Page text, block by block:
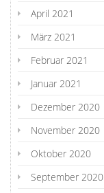
April 2021
März 2021
Februar 2021
Januar 2021
Dezember 2020
November 2020
Oktober 2020
September 2020